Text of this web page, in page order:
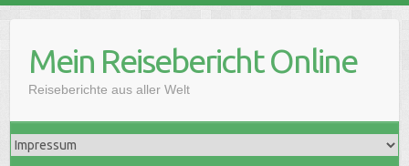
contentMein Reisebericht Online
Reiseberichte aus aller Welt